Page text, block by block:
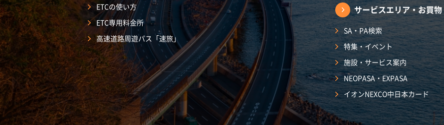
ETCの使い方
ETC専用料金所
高速道路周遊パス「速旅」
サービスエリア・お買物
SA・PA検索
特集・イベント
施設・サービス案内
NEOPASA・EXPASA
イオンNEXCO中日本カード